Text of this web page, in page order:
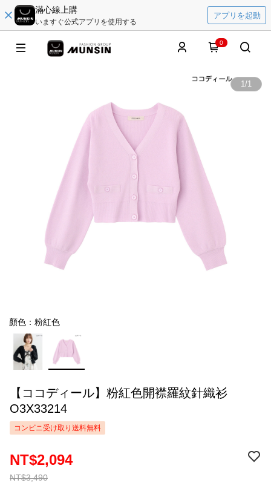
滿心線上購
いますぐ公式アプリを使用する
アプリを起動
0
1/1
顏色：粉紅色
【ココディール】粉紅色開襟羅紋針織衫
O3X33214
コンビニ受け取り送料無料
NT$3,490
NT$2,094